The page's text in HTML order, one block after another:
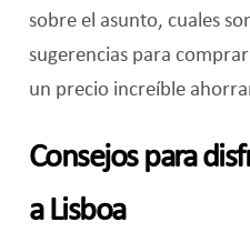
sobre el asunto, cuales
sugerencias para
un precio increíble
Consejos para
a Lisboa